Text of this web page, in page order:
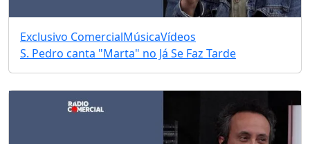
Exclusivo ComercialMúsicaVídeos
S. Pedro canta "Marta" no Já Se Faz Tarde